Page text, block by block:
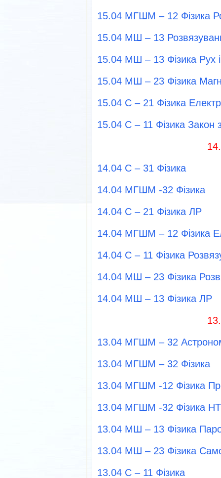
15.04 МГШМ – 12 Фізика
15.04 МШ – 13
15.04 МШ – 13 Фізика Рух
15.04 МШ – 23 Фізика
15.04 С – 21 Фізика
15.04 С – 11 Фізика Закон
14.04 С – 31 Фізика
14.04 МГШМ -32 Фізика
14.04 С – 21 Фізика ЛР
14.04 МГШМ – 12 Фізика
14.04 С – 11 Фізика
14.04 МШ – 23 Фізика
14.04 МШ – 13 Фізика ЛР
13.04 МГШМ – 32
13.04 МГШМ – 32 Фізика
13.04 МГШМ -12 Фізика
13.04 МГШМ -32 Фізика
13.04 МШ – 13 Фізика
13.04 МШ – 23 Фізика
13.04 С – 11 Фізика